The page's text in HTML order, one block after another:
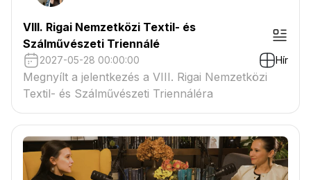
VIII. Rigai Nemzetközi Textil- és
Szálművészeti Triennálé
2027-05-28 00:00:00 Hír
Megnyílt a jelentkezés a VIII. Rigai Nemzetközi
Textil- és Szálművészeti Triennáléra